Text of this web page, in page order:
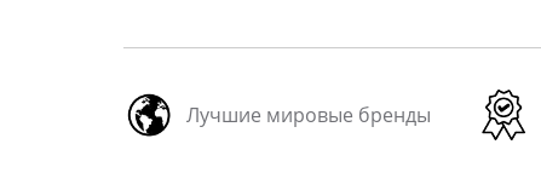
Лучшие мировые бренды